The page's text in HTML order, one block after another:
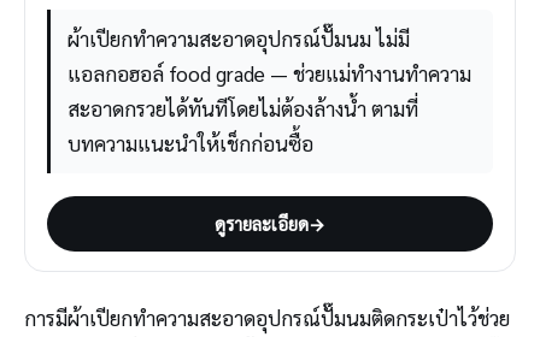
ผ้าเปียกทำความสะอาดอุปกรณ์ปั๊มนม ไม่มี
แอลกอฮอล์ food grade — ช่วยแม่ทำงานทำความ
สะอาดกรวยได้ทันทีโดยไม่ต้องล้างน้ำ ตามที่
บทความแนะนำให้เช็กก่อนซื้อ
ดูรายละเอียด→
การมีผ้าเปียกทำความสะอาดอุปกรณ์ปั๊มนมติดกระเป๋าไว้ช่วย